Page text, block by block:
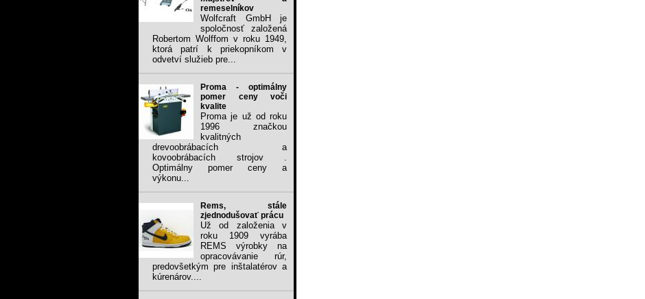
remeselníkov
Wolfcraft GmbH je
spoločnosť založená
Robertom Wolffom v roku 1949,
ktorá patrí k priekopníkom v
odvetví služieb pre...
Proma - optimálny
pomer ceny voči
kvalite
Proma je už od roku
1996 značkou
kvalitných
drevoobrábacích a
kovoobrábacích strojov .
Optimálny pomer ceny a
výkonu...
Rems, stále
zjednodušovať prácu
Už od založenia v
roku 1909 vyrába
REMS výrobky na
opracovávanie rúr,
predovšetkým pre inštalatérov a
kúrenárov....